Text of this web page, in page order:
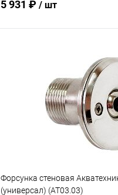
5 931 ₽ / шт
В избранное
К сравнению
Форсунка стеновая
(универсал) (AT03.03)